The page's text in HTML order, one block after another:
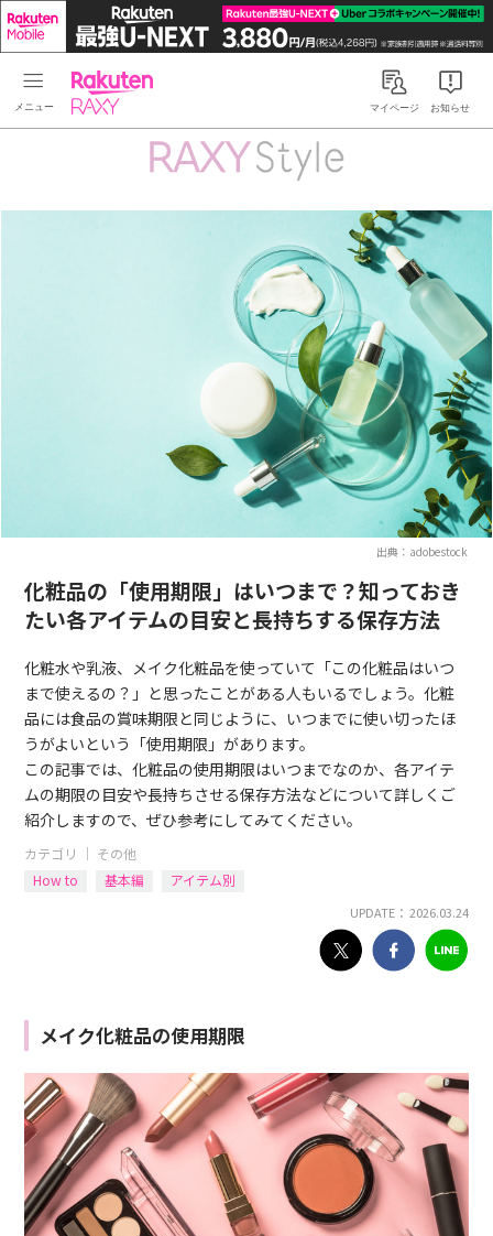
Rakuten RAXYマイページ お知らせ
出典：adobestock
化粧品の「使用期限」はいつまで？知っておき
たい各アイテムの目安と長持ちする保存方法
化粧水や乳液、メイク化粧品を使っていて「この化粧品はいつ
まで使えるの？」と思ったことがある人もいるでしょう。化粧
品には食品の賞味期限と同じように、いつまでに使い切ったほ
うがよいという「使用期限」があります。
この記事では、化粧品の使用期限はいつまでなのか、各アイテ
ムの期限の目安や長持ちさせる保存方法などについて詳しくご
紹介しますので、ぜひ参考にしてみてください。
カテゴリ ｜ その他
How to
基本編 アイテム別
UPDATE： 2026.03.24
メイク化粧品の使用期限